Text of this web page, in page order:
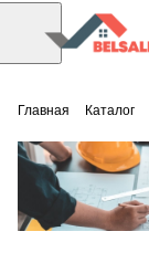
Главная Каталог